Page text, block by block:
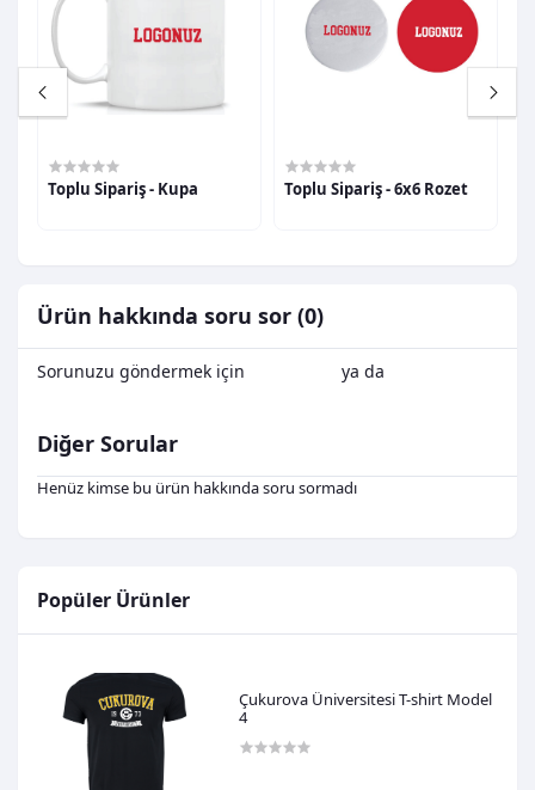
Popüler Ürünler
Çukurova Üniversitesi T-shirt Model
4
Toplu Sipariş - Kupa Toplu Sipariş - 6x6 Rozet
Ürün hakkında soru sor (0)
Sorunuzu göndermek için ya da
Diğer Sorular
Henüz kimse bu ürün hakkında soru sormadı